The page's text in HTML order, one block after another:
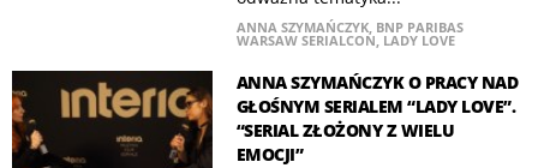
ANNA SZYMAŃCZYK, BNP PARIBAS
WARSAW SERIALCON, LADY LOVE
ANNA SZYMAŃCZYK O PRACY NAD
GŁOŚNYM SERIALEM “LADY LOVE”.
“SERIAL ZŁOŻONY Z WIELU
EMOCJI”